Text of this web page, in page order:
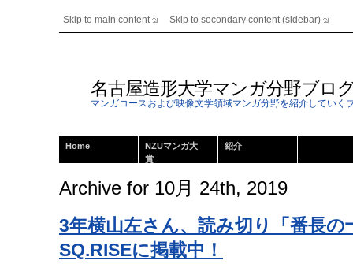
Skip to main content Skip to secondary content (sidebar)
名古屋造形大学マンガ分野ブロ
マンガコースおよび映像文学領域マンガ分野を紹介していく
Home
NZUマンガ大
賞
紹介
Archive for 10月 24th, 2019
3年横山左さん、読み切り「番長の
SQ.RISEに掲載中！